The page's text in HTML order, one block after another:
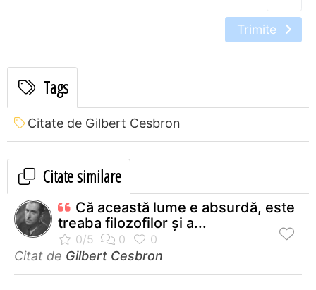
Trimite
Tags
Citate de Gilbert Cesbron
Citate similare
Că această lume e absurdă, este
treaba filozofilor şi a...
Citat de Gilbert Cesbron